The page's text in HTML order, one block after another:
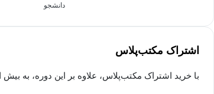
دانشجو
اشتراک مکتب‌پلاس
با خرید اشتراک مکتب‌پلاس، علاوه بر این دوره، به بیش از ۴،۰۰۰ دوره دیگر دسترسی خواهید